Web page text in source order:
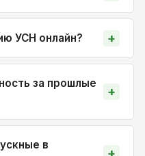
УСН онлайн?
за прошлые
в